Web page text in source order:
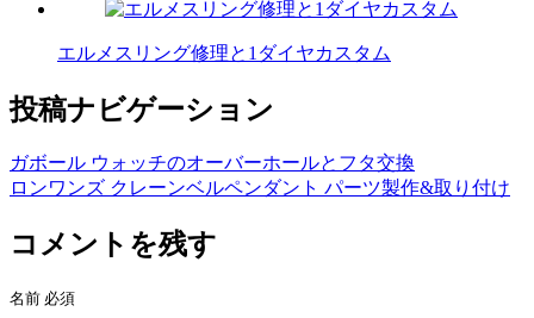
エルメスリング修理と1ダイヤカスタム
投稿ナビゲーション
ガボール ウォッチのオーバーホールとフタ交換
ロンワンズ クレーンベルペンダント パーツ製作&取り付け
コメントを残す
名前 必須